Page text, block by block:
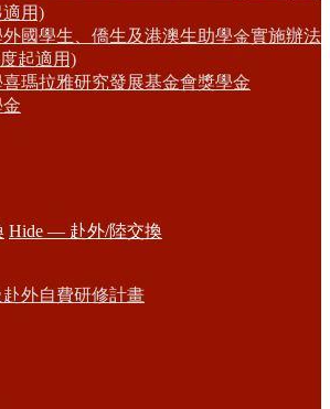
用)
國學生、僑生及港澳生助學金實施辦法
起適用)
瑪拉雅研究發展基金會獎學金
Hide — 赴外/陸交換
外自費研修計畫